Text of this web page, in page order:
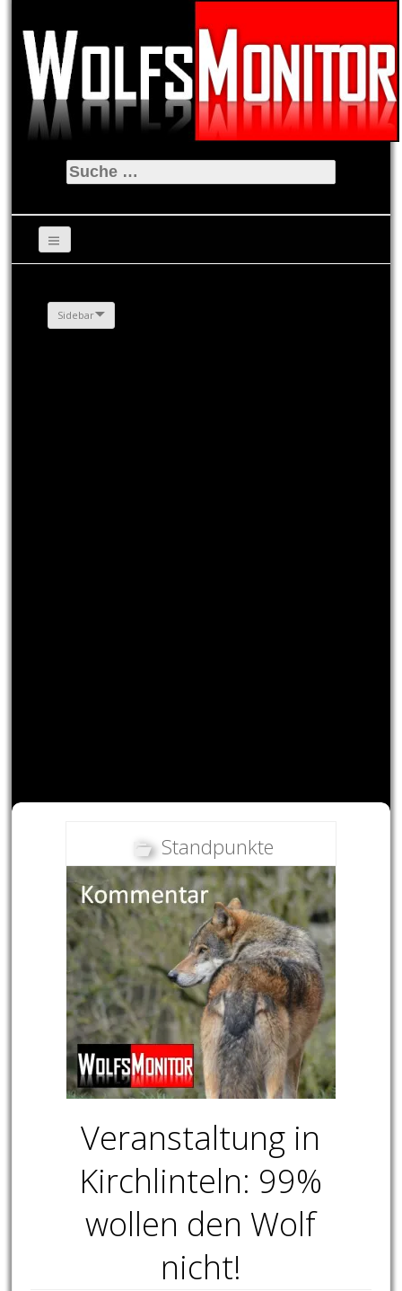
Suche
nach:
Sidebar
Standpunkte
Veranstaltung in
Kirchlinteln: 99%
wollen den Wolf
nicht!